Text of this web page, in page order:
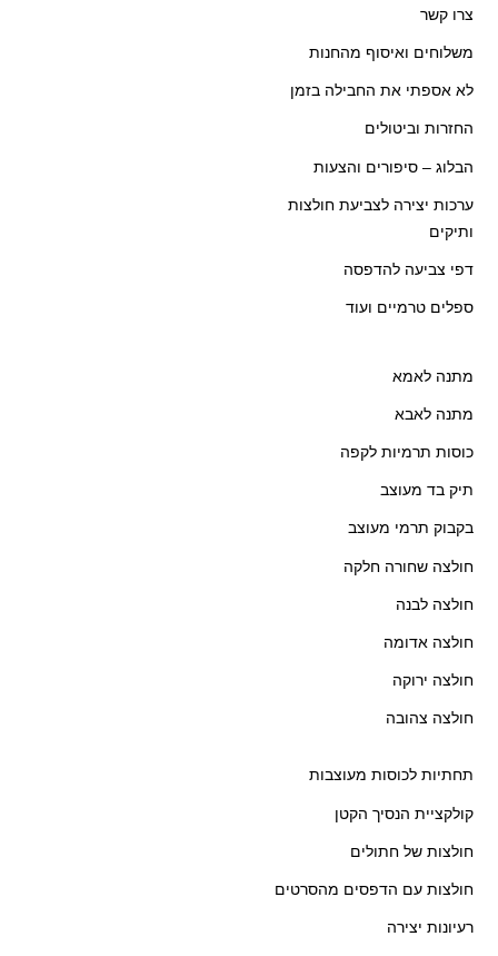
צרו קשר
משלוחים ואיסוף מהחנות
לא אספתי את החבילה בזמן
החזרות וביטולים
הבלוג – סיפורים והצעות
ערכות יצירה לצביעת חולצות
ותיקים
דפי צביעה להדפסה
ספלים טרמיים ועוד
מתנה לאמא
מתנה לאבא
כוסות תרמיות לקפה
תיק בד מעוצב
בקבוק תרמי מעוצב
חולצה שחורה חלקה
חולצה לבנה
חולצה אדומה
חולצה ירוקה
חולצה צהובה
תחתיות לכוסות מעוצבות
קולקציית הנסיך הקטן
חולצות של חתולים
חולצות עם הדפסים מהסרטים
רעיונות יצירה